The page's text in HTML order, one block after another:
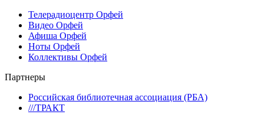
Телерадиоцентр Орфей
Видео Орфей
Афиша Орфей
Ноты Орфей
Коллективы Орфей
Партнеры
Российская библиотечная ассоциация (РБА)
///ТРАКТ